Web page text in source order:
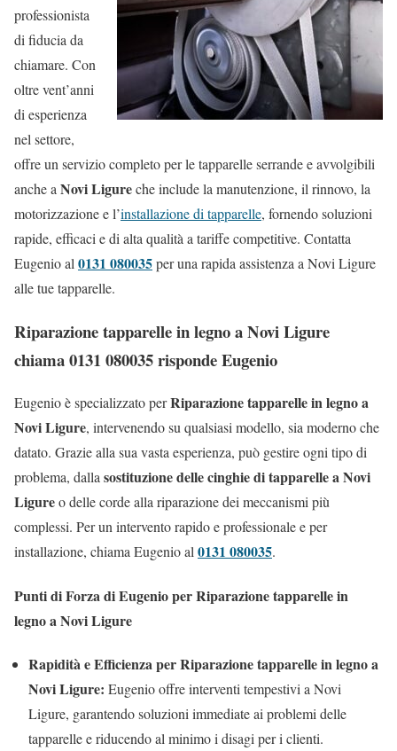
professionista
di fiducia da
chiamare. Con
oltre vent’anni
di esperienza
nel settore,
offre un servizio completo per le tapparelle serrande e avvolgibili
anche a Novi Ligureche include la manutenzione, il rinnovo, la
motorizzazione e l’installazione di tapparelle, fornendo soluzioni
rapide, efficaci e di alta qualità a tariffe competitive. Contatta
Eugenio al 0131 080035per una rapida assistenza a Novi Ligure
alle tue tapparelle.
Riparazione tapparelle in legno a Novi Ligure
chiama 0131 080035 risponde Eugenio
Eugenio è specializzato perRiparazione tapparelle in legno a
Novi Ligure, intervenendo su qualsiasi modello, sia moderno che
datato. Grazie alla sua vasta esperienza, può gestire ogni tipo di
problema, dallasostituzione delle cinghie di tapparelle a Novi
Ligureo delle corde alla riparazione dei meccanismi più
complessi. Per un intervento rapido e professionale e per
installazione, chiama Eugenio al0131 080035.
Punti di Forza di Eugenio per Riparazione tapparelle in
legno a Novi Ligure
Rapidità e Efficienza per Riparazione tapparelle in legno a
Novi Ligure: Eugenio offre interventi tempestivi a Novi
Ligure, garantendo soluzioni immediate ai problemi delle
tapparelle e riducendo al minimo i disagi per i clienti.